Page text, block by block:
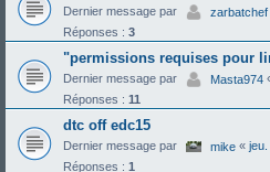
Dernier message par zarbatchef
Réponses : 3
"permissions requises pour
Dernier message par Masta974
Réponses : 11
dtc off edc15
Dernier message par mike «
Réponses : 1